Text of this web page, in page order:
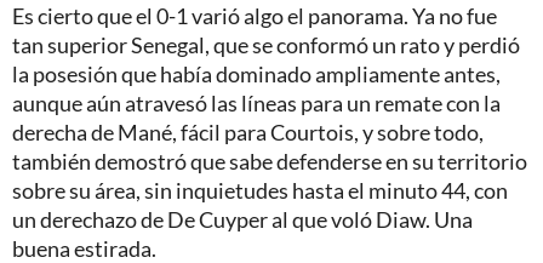
Es cierto que el 0-1 varió algo el panorama. Ya no fue
tan superior Senegal, que se conformó un rato y perdió
la posesión que había dominado ampliamente antes,
aunque aún atravesó las líneas para un remate con la
derecha de Mané, fácil para Courtois, y sobre todo,
también demostró que sabe defenderse en su territorio
sobre su área, sin inquietudes hasta el minuto 44, con
un derechazo de De Cuyper al que voló Diaw. Una
buena estirada.